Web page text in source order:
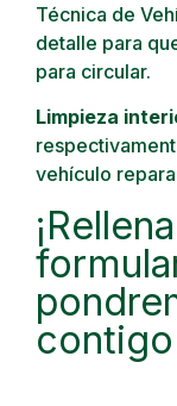
Técnica de
detalle para
para circular.
Limpieza
vehículo